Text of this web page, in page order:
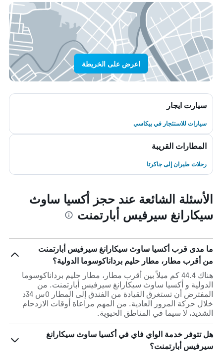
اعرض على الخريطة
سيارت ايجار
سيارات للاستئجار في بيكاسي
المطارات القريبة
رحلات طيران إلى جاكرتا
الأسئلة الشائعة عند حجز أكسيا ساوث
سيكارانغ سيرفيس أبارتمنت
ما مدى قرب أكسيا ساوث سيكارانغ سيرفيس أبارتمنت
من أقرب مطار، مطار حليم برداناكوسوما الدولية؟
هناك 44.4 كم ميلاً بين أقرب مطار، مطار حليم برداناكوسوما
الدولية و أكسيا ساوث سيكارانغ سيرفيس أبارتمنت. من
المفترض أن تستغرق القيادة من الفندق إلى المطار 0س 34د
خلال حركة المرور العادية. من المهم مراعاة أوقات الازدحام
الشديد، لا سيما في المناطق الحيوية.
هل تتوفر خدمة الواي فاي في أكسيا ساوث سيكارانغ
سيرفيس أبارتمنت؟